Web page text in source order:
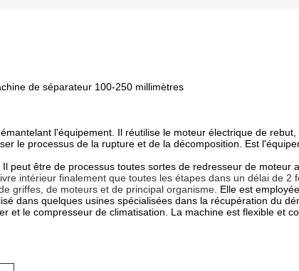
de séparateur 100-250 millimètres
l'équipement. Il réutilise le moteur électrique de
le processus de la rupture et de la décomposition. Est
peut être de processus toutes sortes de redresseur de moteur
intérieur finalement que toutes les étapes dans un délai de 2
griffes, de moteurs et de principal organisme. Elle est
dans quelques usines spécialisées dans la récupération du
et le compresseur de climatisation. La machine est flexible et